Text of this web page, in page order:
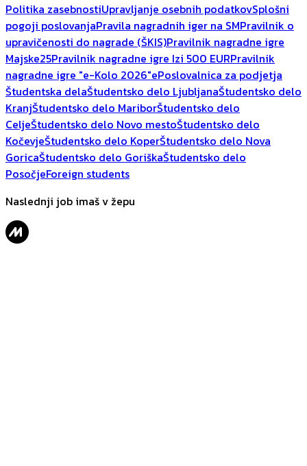
Politika zasebnostiUpravljanje osebnih podatkovSplošni
pogoji poslovanjaPravila nagradnih iger na SMPravilnik o
upravičenosti do nagrade (ŠKIS)Pravilnik nagradne igre
Majske25Pravilnik nagradne igre Izi 500 EURPravilnik
nagradne igre "e-Kolo 2026"ePoslovalnica za podjetja
Študentska delaŠtudentsko delo LjubljanaŠtudentsko delo
KranjŠtudentsko delo MariborŠtudentsko delo
CeljeŠtudentsko delo Novo mestoŠtudentsko delo
KočevjeŠtudentsko delo KoperŠtudentsko delo Nova
GoricaŠtudentsko delo GoriškaŠtudentsko delo
PosočjeForeign students
Naslednji job imaš v žepu